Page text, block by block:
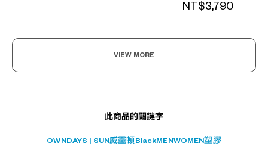
NT$3,790
VIEW MORE
此商品的關鍵字
OWNDAYS | SUN威靈頓 BlackMENWOMEN塑膠